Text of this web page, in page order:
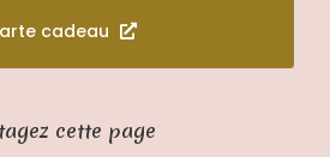
cadeau
cette page